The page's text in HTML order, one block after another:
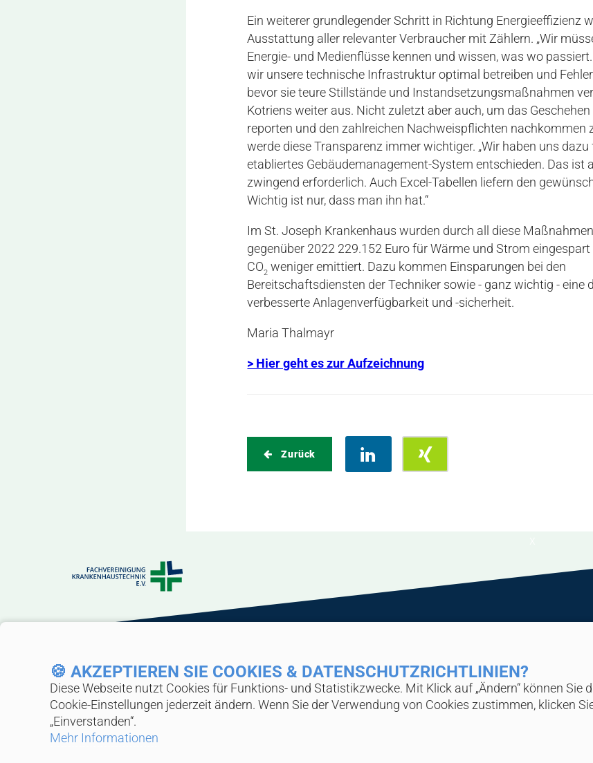
🍪 AKZEPTIEREN SIE COOKIES & DATENSCHUTZ­RICHTLINIEN?
Diese Webseite nutzt Cookies für Funktions- und Statistik­zwecke. Mit Klick auf „Ändern“ können Sie
Cookie-Ein­stellungen jederzeit ändern. Wenn Sie der Verwendung von Cookies zustimmen, klicken
„Einverstanden“.
Mehr Informationen
Ein weiterer grundlegender Schritt in Richtung Energieeffizienz
Ausstattung aller relevanter Verbraucher mit Zählern. „Wir
Energie- und Medienflüsse kennen und wissen, was wo
wir unsere technische Infrastruktur optimal betreiben und
bevor sie teure Stillstände und Instandsetzungsmaßnahmen
Kotriens weiter aus. Nicht zuletzt aber auch, um das
reporten und den zahlreichen Nachweispflichten nachkommen
werde diese Transparenz immer wichtiger. „Wir haben uns dazu
etabliertes Gebäudemanagement-System entschieden. Das ist
zwingend erforderlich. Auch Excel-Tabellen liefern den
Wichtig ist nur, dass man ihn hat.“
Im St. Joseph Krankenhaus wurden durch all diese
gegenüber 2022 229.152 Euro für Wärme und Strom
CO2 weniger emittiert. Dazu kommen Einsparungen bei den
Bereitschaftsdiensten der Techniker sowie - ganz wichtig - eine
verbesserte Anlagenverfügbarkeit und -sicherheit.
Maria Thalmayr
> Hier geht es zur Aufzeichnung
Zurück
Gemeinsam Gesundheitstechnik gestalten
Mitglied werden
© 2026 FKT
Über Uns
News & Wissen
Veranstaltungen